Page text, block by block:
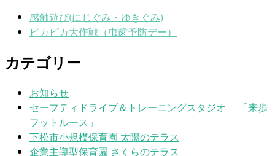
感触遊び(にじぐみ・ゆきぐみ)
ピカピカ大作戦（虫歯予防デー）
カテゴリー
お知らせ
セーフティドライブ＆トレーニングスタジオ 「来歩
フットルース」
下松市小規模保育園 太陽のテラス
企業主導型保育園 さくらのテラス